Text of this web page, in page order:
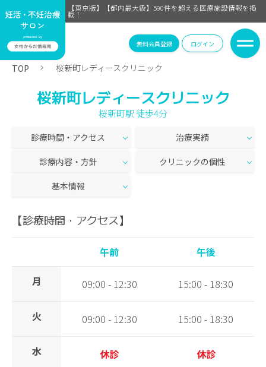
【東京版】【都内最大級】590件を超える医療施設情報を掲
載！
無料会員登録 ログイン
TOP 桜新町レディースクリニック
桜新町レディースクリニック
桜新町駅 徒歩4分
診療時間・アクセス 治療実績
診療内容・方針 クリニックの個性
基本情報
【診療時間・アクセス】
午前 午後
月 09:00 - 12:30 15:00 - 18:30
火 09:00 - 12:30 15:00 - 18:30
水 休診 休診